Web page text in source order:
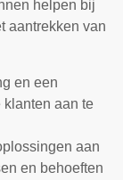
helpen bij
aantrekken van
en een
aan te
aan
en behoeften